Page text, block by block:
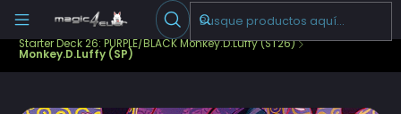
Escribenos
Cartas Sueltas One Piece
Starter Deck 26: PURPLE/BLACK Monkey.D.Luffy (ST26)
Monkey.D.Luffy (SP)